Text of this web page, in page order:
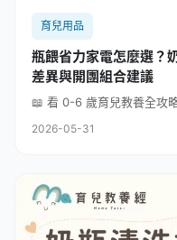
育兒用品
瓶餵省力家電怎麼選？
差異與開團組合建議
📖 看 0-6 歲育兒教養全攻
2026-05-31